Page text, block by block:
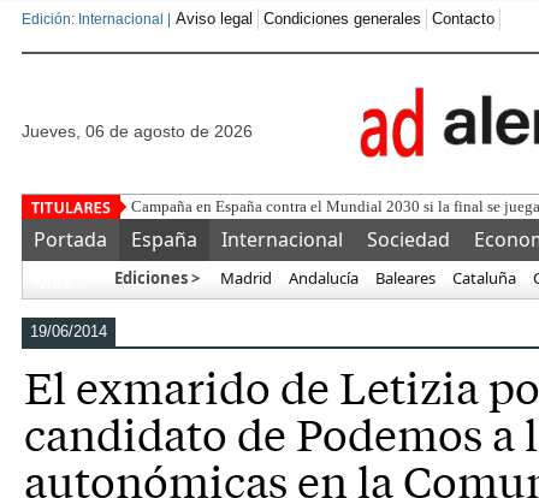
Edición: Internacional | Aviso legal Condiciones generales Contacto
jueves, 06 de agosto de 2026
Campaña en España contra el Mundial 2030 si la final se
Portada España Internacional Sociedad
Ediciones > Madrid Andalucía Baleares Cataluña
19/06/2014
El exmarido de Letizia
candidato de Podemos a
autonómicas en la